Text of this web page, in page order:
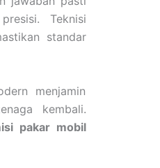
Teknisi
standar
menjamin
kembali.
pakar mobil